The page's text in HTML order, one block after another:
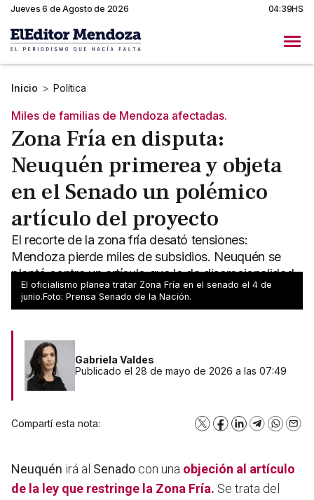
Jueves 6 de Agosto de 2026 04:39HS
Inicio > Política
Miles de familias de Mendoza afectadas.
Zona Fría en disputa:
Neuquén primerea y objeta
en el Senado un polémico
artículo del proyecto
El recorte de la zona fría desató tensiones:
Mendoza pierde miles de subsidios. Neuquén se
plantó contra un artículo que le da discrecionalidad
a Milei.
El oficialismo planea tratar Zona Fría en el senado el 4 de
junio.Foto: Prensa Senado de la Nación.
Gabriela Valdes
Publicado el 28 de mayo de 2026 a las 07:49
Compartí esta nota: X Facebook
LinkedInTelegram
Neuquén irá al Senado con una objeción al artículo
de la ley que restringe la Zona Fría. Se trata del